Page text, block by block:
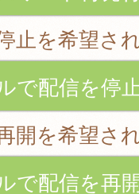
止を希望さ
で配信を停
開を希望さ
で配信を再